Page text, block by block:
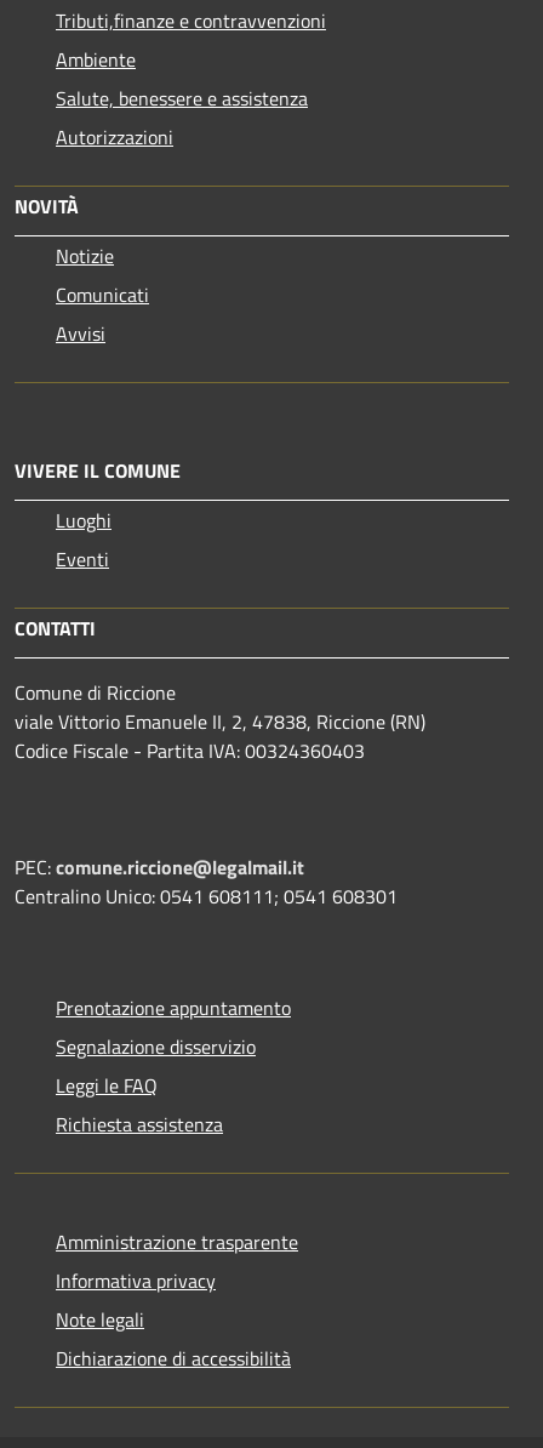
Tributi,finanze e contravvenzioni
Ambiente
Salute, benessere e assistenza
Autorizzazioni
NOVITÀ
Notizie
Comunicati
Avvisi
VIVERE IL COMUNE
Luoghi
Eventi
CONTATTI
Comune di Riccione
viale Vittorio Emanuele II, 2, 47838, Riccione (RN)
Codice Fiscale - Partita IVA: 00324360403
PEC:comune.riccione@legalmail.it
Centralino Unico: 0541 608111; 0541 608301
Prenotazione appuntamento
Segnalazione disservizio
Leggi le FAQ
Richiesta assistenza
Amministrazione trasparente
Informativa privacy
Note legali
Dichiarazione di accessibilità